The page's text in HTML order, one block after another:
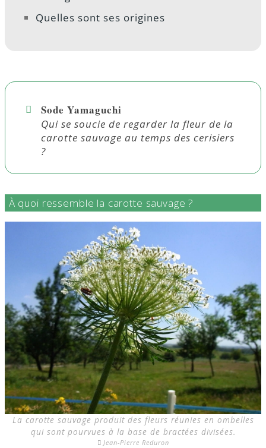
Quelles sont ses origines
Sode Yamaguchi
Qui se soucie de regarder la fleur de la
carotte sauvage au temps des cerisiers
?
À quoi ressemble la carotte sauvage ?
La carotte sauvage produit des fleurs réunies en ombelles
qui sont pourvues à la base de bractées divisées.
Jean-Pierre Reduron